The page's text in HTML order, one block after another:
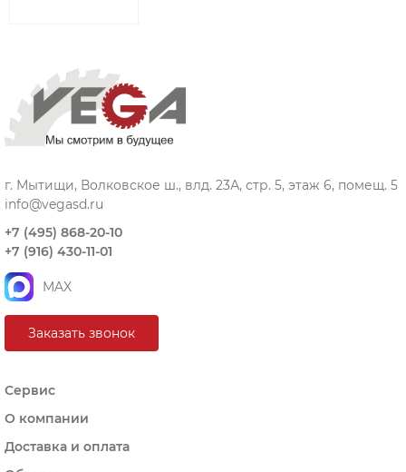
г. Мытищи, Волковское ш., влд. 23А, стр. 5, этаж 6, помещ. 5
info@vegasd.ru
+7 (495) 868-20-10
+7 (916) 430-11-01
MAX
Заказать звонок
Сервис
О компании
Доставка и оплата